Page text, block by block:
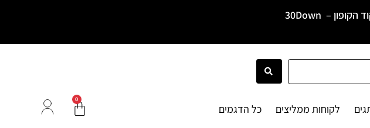
30Down
לקוחות ממליצים כל הדגמים
0